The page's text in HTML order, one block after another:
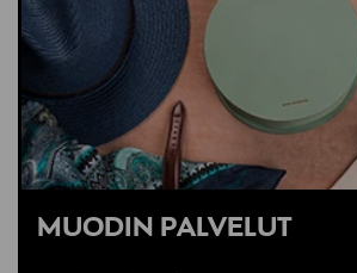
MUODIN PALVELUT